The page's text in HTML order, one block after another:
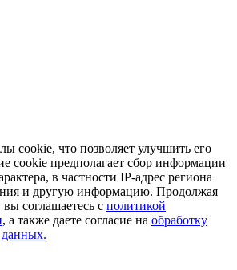
cookie, что позволяет улучшить его
cookie предполагает сбор информации
в частности IP-адрес региона
и другую информацию. Продолжая
вы соглашаетесь с политикой
, а также даете согласие на обработку